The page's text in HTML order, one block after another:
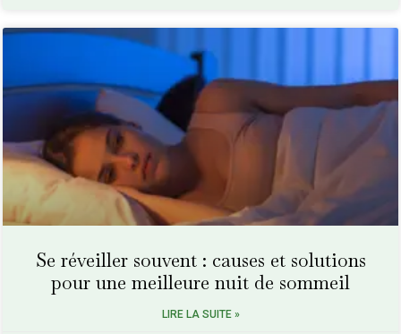
Se réveiller souvent : causes et solutions
pour une meilleure nuit de sommeil
LIRE LA SUITE »